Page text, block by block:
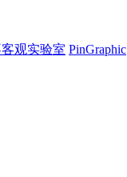
观实验室 PinGraphic